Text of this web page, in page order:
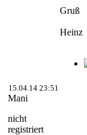
Gruß
Heinz
15.04.14 23:51
Mani
nicht
registriert